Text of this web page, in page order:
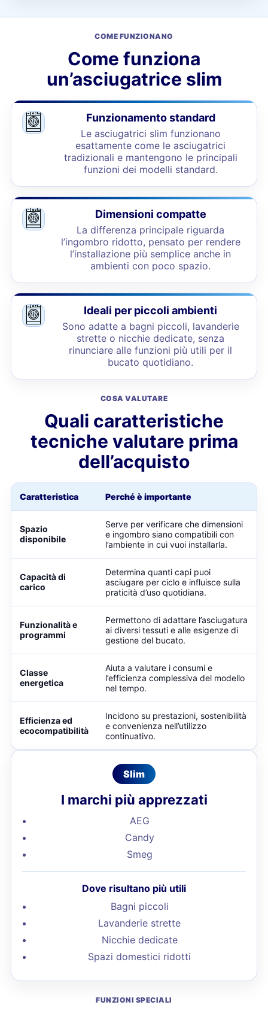
COME FUNZIONANO
Come funziona
un’asciugatrice slim
Funzionamento standard
Le asciugatrici slim funzionano
esattamente come le asciugatrici
tradizionali e mantengono le principali
funzioni dei modelli standard.
Dimensioni compatte
La differenza principale riguarda
l’ingombro ridotto, pensato per rendere
l’installazione più semplice anche in
ambienti con poco spazio.
Ideali per piccoli ambienti
Sono adatte a bagni piccoli, lavanderie
strette o nicchie dedicate, senza
rinunciare alle funzioni più utili per il
bucato quotidiano.
COSA VALUTARE
Quali caratteristiche
tecniche valutare prima
dell’acquisto
Caratteristica Perché è importante
Spazio
disponibile
Serve per verificare che dimensioni
e ingombro siano compatibili con
l’ambiente in cui vuoi installarla.
Capacità di
carico
Determina quanti capi puoi
asciugare per ciclo e influisce sulla
praticità d’uso quotidiana.
Funzionalità e
programmi
Permettono di adattare l’asciugatura
ai diversi tessuti e alle esigenze di
gestione del bucato.
Classe
energetica
Aiuta a valutare i consumi e
l’efficienza complessiva del modello
nel tempo.
Efficienza ed
ecocompatibilità
Incidono su prestazioni, sostenibilità
e convenienza nell’utilizzo
continuativo.
Slim
I marchi più apprezzati
AEG
Candy
Smeg
Dove risultano più utili
Bagni piccoli
Lavanderie strette
Nicchie dedicate
Spazi domestici ridotti
FUNZIONI SPECIALI